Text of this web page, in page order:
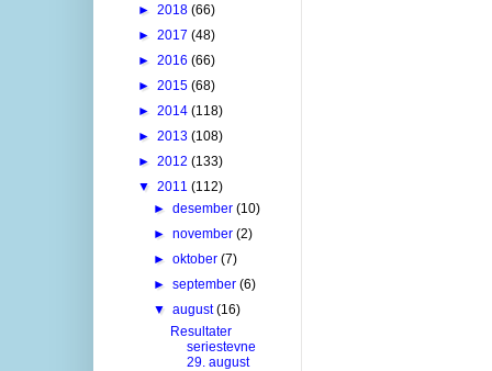
► 2018 (66)
► 2017 (48)
► 2016 (66)
► 2015 (68)
► 2014 (118)
► 2013 (108)
► 2012 (133)
▼ 2011 (112)
►desember(10)
►november(2)
►oktober(7)
►september(6)
▼august(16)
Resultater
seriestevne
29. august